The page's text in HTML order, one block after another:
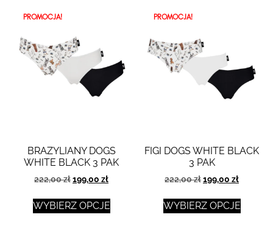
PROMOCJA!
BRAZYLIANY DOGS
WHITE BLACK 3 PAK
222,00zł199,00 zł
WYBIERZ OPCJE
PROMOCJA!
FIGI DOGS WHITE BLACK
3 PAK
222,00zł199,00 zł
WYBIERZ OPCJE